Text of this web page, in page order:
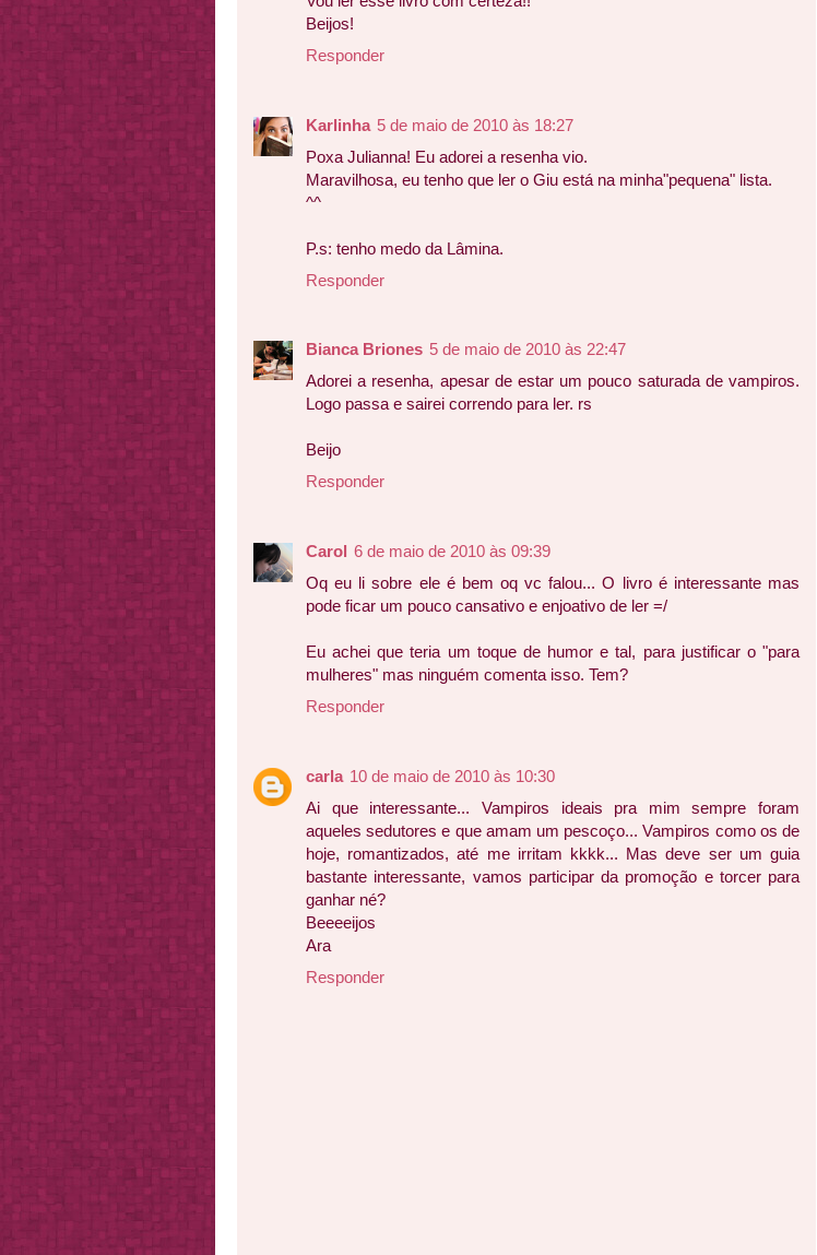
Beijos!
Responder
Karlinha 5 de maio de 2010 às 18:27
Poxa Julianna! Eu adorei a resenha vio.
Maravilhosa, eu tenho que ler o Giu está na minha"pequena" lista.
^^
P.s: tenho medo da Lâmina.
Responder
Bianca Briones 5 de maio de 2010 às 22:47
Adorei a resenha, apesar de estar um pouco saturada de vampiros.
Logo passa e sairei correndo para ler. rs
Beijo
Responder
Carol 6 de maio de 2010 às 09:39
Oq eu li sobre ele é bem oq vc falou... O livro é interessante mas
pode ficar um pouco cansativo e enjoativo de ler =/
Eu achei que teria um toque de humor e tal, para justificar o "para
mulheres" mas ninguém comenta isso. Tem?
Responder
carla 10 de maio de 2010 às 10:30
Ai que interessante... Vampiros ideais pra mim sempre foram
aqueles sedutores e que amam um pescoço... Vampiros como os de
hoje, romantizados, até me irritam kkkk... Mas deve ser um guia
bastante interessante, vamos participar da promoção e torcer para
ganhar né?
Beeeeijos
Ara
Responder